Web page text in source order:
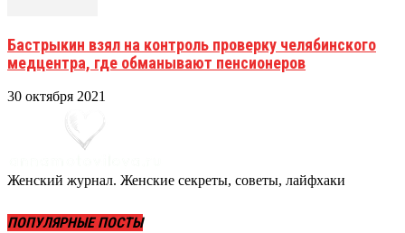
Бастрыкин взял на контроль проверку челябинского
медцентра, где обманывают пенсионеров
30 октября 2021
Женский журнал. Женские секреты, советы, лайфхаки
ПОПУЛЯРНЫЕ ПОСТЫ